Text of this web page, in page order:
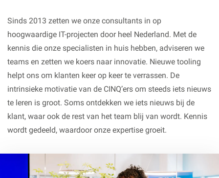
Sinds 2013 zetten we onze consultants in op
hoogwaardige IT-projecten door heel Nederland. Met de
kennis die onze specialisten in huis hebben, adviseren we
teams en zetten we koers naar innovatie. Nieuwe tooling
helpt ons om klanten keer op keer te verrassen. De
intrinsieke motivatie van de CINQ’ers om steeds iets nieuws
te leren is groot. Soms ontdekken we iets nieuws bij de
klant, waar ook de rest van het team blij van wordt. Kennis
wordt gedeeld, waardoor onze expertise groeit.